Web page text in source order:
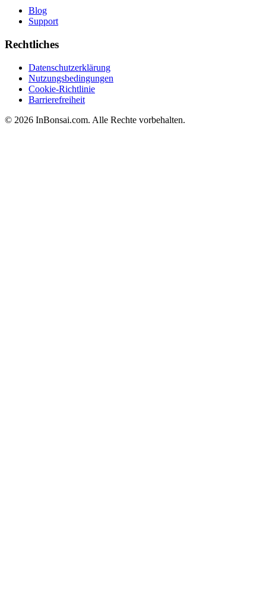
Blog
Support
Rechtliches
Datenschutzerklärung
Nutzungsbedingungen
Cookie-Richtlinie
Barrierefreiheit
© 2026 InBonsai.com. Alle Rechte vorbehalten.